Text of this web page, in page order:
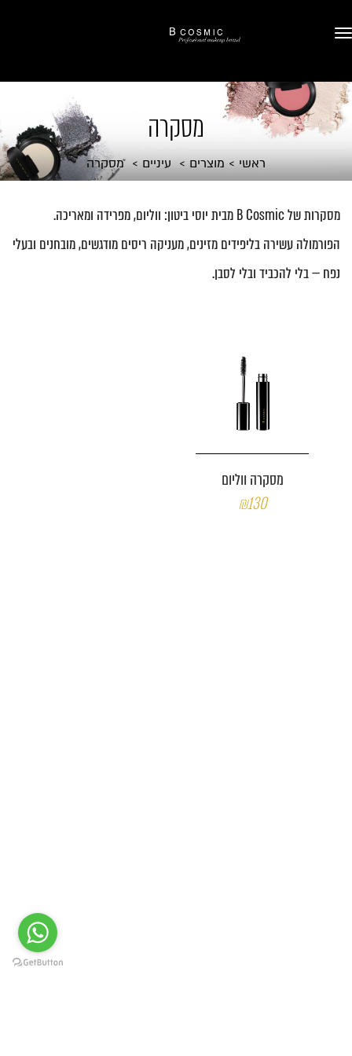
מסקרה
ראשי מוצרים עיניים מסקרה
מסקרות של B Cosmic מבית יוסי ביטון: ווליום, מפרידה ומאריכה.
הפורמולה עשירה בליפידים מזינים, מעניקה ריסים מודגשים, מובחנים ובעלי
נפח — בלי להכביד ובלי לסבן.
מסקרה ווליום
₪130